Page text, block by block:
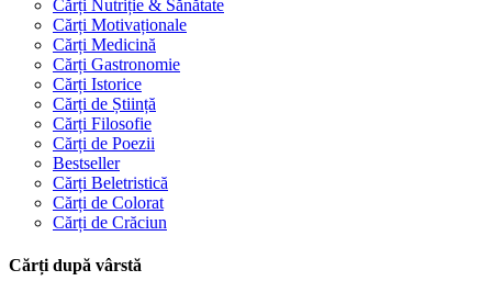
Cărți Nutriție & Sănătate
Cărți Motivaționale
Cărți Medicină
Cărți Gastronomie
Cărți Istorice
Cărți de Știință
Cărți Filosofie
Cărți de Poezii
Bestseller
Cărți Beletristică
Cărți de Colorat
Cărți de Crăciun
Cărți după vârstă